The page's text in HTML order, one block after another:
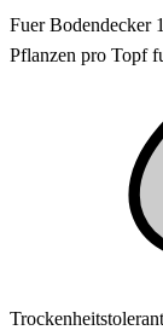
Fuer Bodendecker
Pflanzen pro Topf